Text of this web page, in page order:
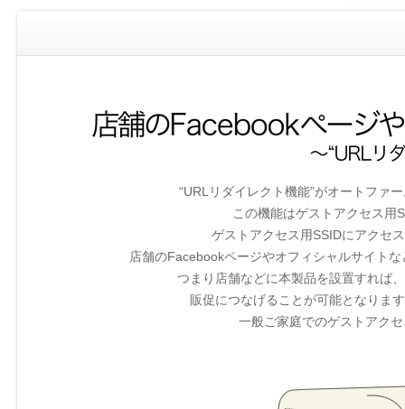
“URLリダイレクト機能”がオートファ
この機能はゲストアクセス用
ゲストアクセス用SSIDにアクセ
店舗のFacebookページやオフィシャルサイト
つまり店舗などに本製品を設置すれば
販促につなげることが可能となりま
一般ご家庭でのゲストアク